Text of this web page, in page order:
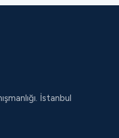
İstanbul